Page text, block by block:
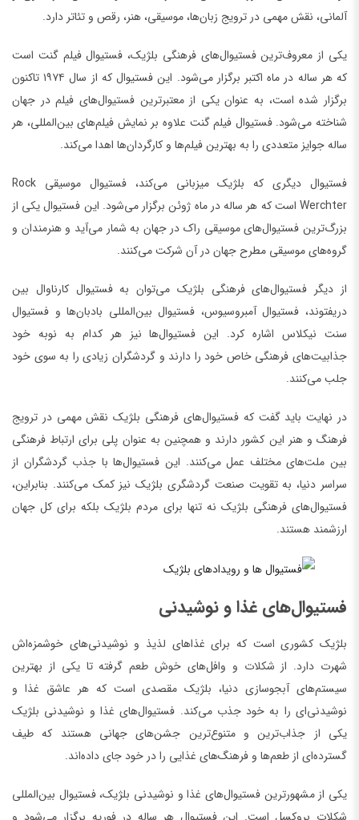
آلمانی، نقش مهمی در ترویج زبان‌ها، موسیقی، هنر، رقص و تئاتر دارد.
یکی از معروف‌ترین فستیوال‌های فرهنگی بلژیک، فستیوال فیلم گنت است
که هر ساله در ماه اکتبر برگزار می‌شود. این فستیوال که از سال ۱۹۷۴ تاکنون
برگزار شده است، به عنوان یکی از معتبرترین فستیوال‌های فیلم در جهان
شناخته می‌شود. فستیوال فیلم گنت علاوه بر نمایش فیلم‌های بین‌المللی، هر
ساله جوایز متعددی را به بهترین فیلم‌ها و کارگردان‌ها اهدا می‌کند.
فستیوال دیگری که بلژیک میزبانی می‌کند، فستیوال موسیقی Rock
Werchter است که هر ساله در ماه ژوئن برگزار می‌شود. این فستیوال یکی از
بزرگ‌ترین فستیوال‌های موسیقی راک در جهان به شمار می‌آید و هنرمندان و
گروه‌های موسیقی مطرح جهان در آن شرکت می‌کنند.
از دیگر فستیوال‌های فرهنگی بلژیک می‌توان به فستیوال کارناوال بین
دریفتوند، فستیوال آمبروسیوس، فستیوال بین‌المللی بادبان‌ها و فستیوال
سنت نیکلاس اشاره کرد. این فستیوال‌ها نیز هر کدام به نوبه خود
جذابیت‌های فرهنگی خاص خود را دارند و گردشگران زیادی را به سوی خود
جلب می‌کنند.
در نهایت باید گفت که فستیوال‌های فرهنگی بلژیک نقش مهمی در ترویج
فرهنگ و هنر این کشور دارند و همچنین به عنوان پلی برای ارتباط فرهنگی
بین ملت‌های مختلف عمل می‌کنند. این فستیوال‌ها با جذب گردشگران از
سراسر دنیا، به تقویت صنعت گردشگری بلژیک نیز کمک می‌کنند. بنابراین،
فستیوال‌های فرهنگی بلژیک نه تنها برای مردم بلژیک بلکه برای کل جهان
ارزشمند هستند.
فستیوال‌های غذا و نوشیدنی
بلژیک کشوری است که برای غذاهای لذیذ و نوشیدنی‌های خوشمزه‌اش
شهرت دارد. از شکلات و وافل‌های خوش طعم گرفته تا یکی از بهترین
سیستم‌های آبجوسازی دنیا، بلژیک مقصدی است که هر عاشق غذا و
نوشیدنی‌ای را به خود جذب می‌کند. فستیوال‌های غذا و نوشیدنی بلژیک
یکی از جذاب‌ترین و متنوع‌ترین جشن‌های جهانی هستند که طیف
گسترده‌ای از طعم‌ها و فرهنگ‌های غذایی را در خود جای داده‌اند.
یکی از مشهورترین فستیوال‌های غذا و نوشیدنی بلژیک، فستیوال بین‌المللی